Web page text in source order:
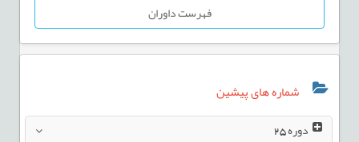
فهرست داوران
شماره های پیشین
دوره25